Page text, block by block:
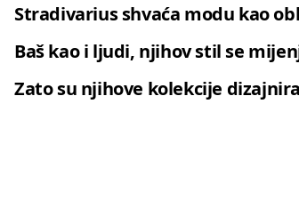
Stradivarius shvaća modu kao
Baš kao i ljudi, njihov stil se
Zato su njihove kolekcije